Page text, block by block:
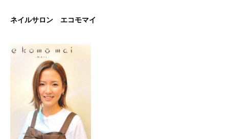
ネイルサロン エコモマイ